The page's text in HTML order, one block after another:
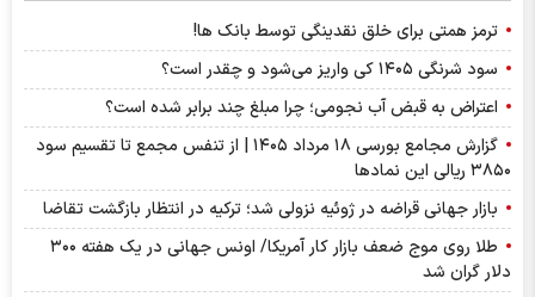
ترمز همتی برای خلق نقدینگی توسط بانک ها!
سود شرنگی ۱۴۰۵ کی واریز می‌شود و چقدر است؟
اعتراض به قبض آب نجومی؛ چرا مبلغ چند برابر شده است؟
گزارش مجامع بورسی ۱۸ مرداد ۱۴۰۵ | از تنفس مجمع تا تقسیم سود
۳۸۵۰ ریالی این نماد‌ها
بازار جهانی قراضه در ژوئیه نزولی شد؛ ترکیه در انتظار بازگشت تقاضا
طلا روی موج ضعف بازار کار آمریکا/ اونس جهانی در یک هفته ۳۰۰
دلار گران شد